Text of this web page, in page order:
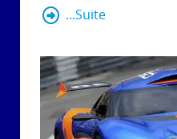
...Suite